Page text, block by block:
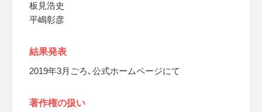
板見浩史
平嶋彰彦
結果発表
2019年3月ごろ､公式ホームページにて
著作権の扱い